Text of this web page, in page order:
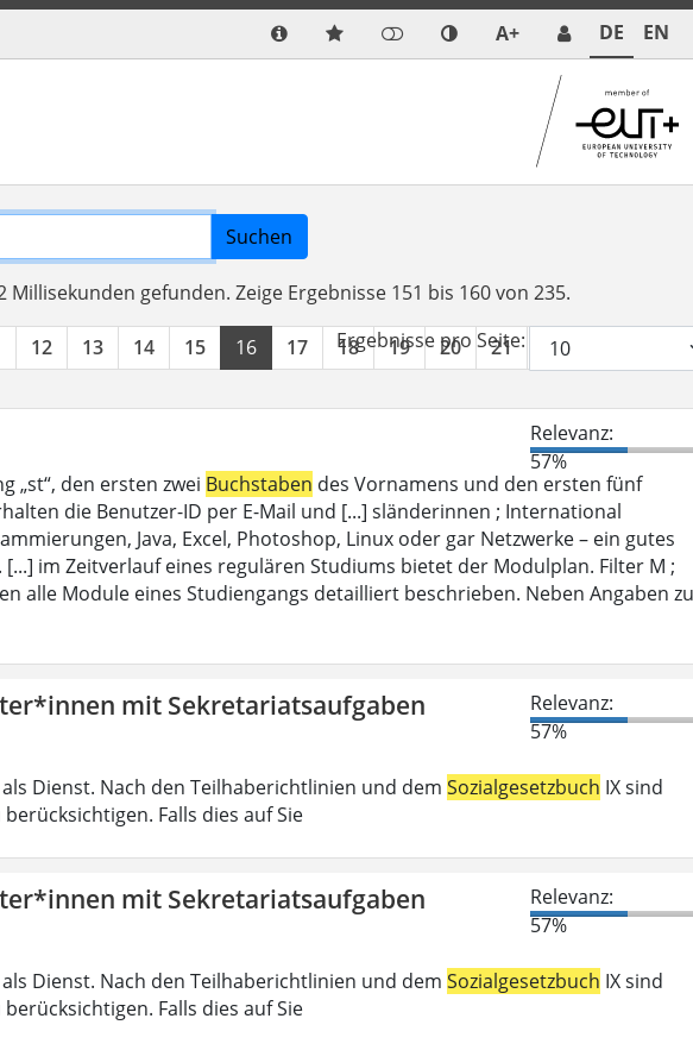
A+ DE EN
Suchen
Millisekunden gefunden. Zeige Ergebnisse 151 bis 160 von 235.
12 13 14 15 16 17 18 19 20 21 22
Ergebnisse pro Seite:
Relevanz:
57%
„st“, den ersten zwei Buchstaben des Vornamens und den ersten fünf
die Benutzer-ID per E-Mail und [...] sländerinnen ; International
Java, Excel, Photoshop, Linux oder gar Netzwerke – ein gutes
im Zeitverlauf eines regulären Studiums bietet der Modulplan. Filter M ;
alle Module eines Studiengangs detailliert beschrieben. Neben Angaben zu
mit Sekretariatsaufgaben
Relevanz:
57%
Dienst. Nach den Teilhaberichtlinien und dem Sozialgesetzbuch IX sind
Falls dies auf Sie
mit Sekretariatsaufgaben
Relevanz:
57%
Dienst. Nach den Teilhaberichtlinien und dem Sozialgesetzbuch IX sind
Falls dies auf Sie